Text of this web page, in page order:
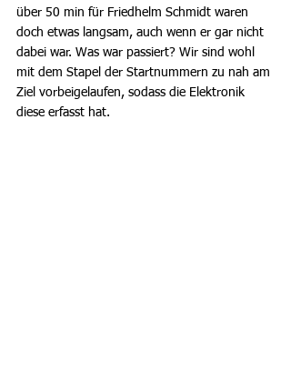
über 50 min für Friedhelm Schmidt waren
doch etwas langsam, auch wenn er gar nicht
dabei war. Was war passiert? Wir sind wohl
mit dem Stapel der Startnummern zu nah am
Ziel vorbeigelaufen, sodass die Elektronik
diese erfasst hat.